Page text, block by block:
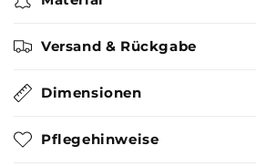
Versand & Rückgabe
Dimensionen
Pflegehinweise